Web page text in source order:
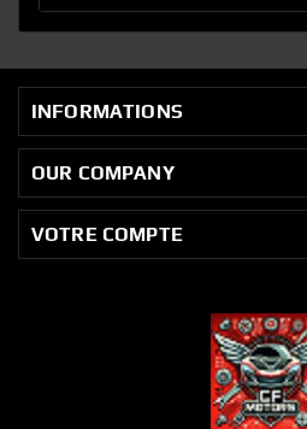
INFORMATIONS
OUR COMPANY
VOTRE COMPTE